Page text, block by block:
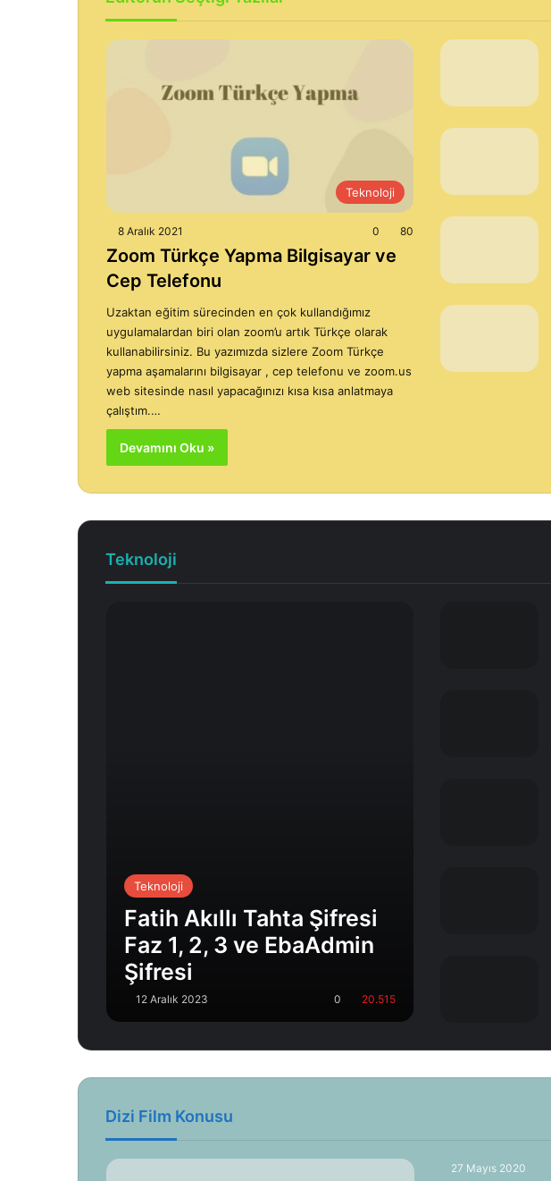
Teknoloji
8 Aralık 2021 0 80
Zoom Türkçe Yapma Bilgisayar ve
Cep Telefonu
Uzaktan eğitim sürecinden en çok kullandığımız
uygulamalardan biri olan zoom’u artık Türkçe olarak
kullanabilirsiniz. Bu yazımızda sizlere Zoom Türkçe
yapma aşamalarını bilgisayar , cep telefonu ve zoom.us
web sitesinde nasıl yapacağınızı kısa kısa anlatmaya
çalıştım.…
Devamını Oku »
Teknoloji
Teknoloji
Fatih Akıllı Tahta Şifresi
Faz 1, 2, 3 ve EbaAdmin
Şifresi
12 Aralık 2023 0 20.515
Dizi Film Konusu
27 Mayıs 2020